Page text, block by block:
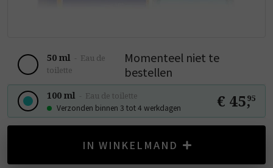
50 ml - Eau de
toilette
Momenteel niet te
bestellen
100 ml Eau de toilette
Verzonden binnen 3 tot 4 werkdagen € 45,
95
IN WINKELMAND